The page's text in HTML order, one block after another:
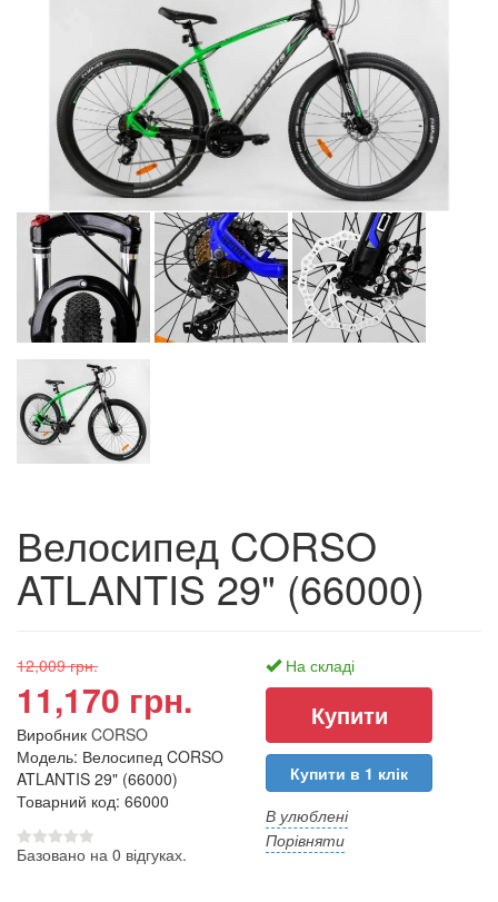
Велосипед CORSO
ATLANTIS 29" (66000)
12,009 грн.
11,170 грн.
Виробник CORSO
Модель: Велосипед CORSO
ATLANTIS 29" (66000)
Товарний код: 66000
Базовано на 0 відгуках.
На складі
Купити в 1 клік
В улюблені
Порівняти